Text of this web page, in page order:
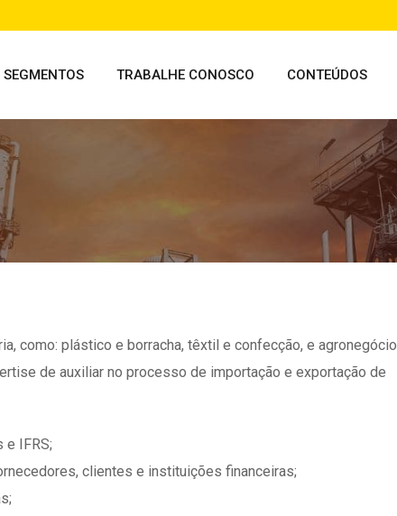
SEGMENTOS TRABALHE CONOSCO CONTEÚDOS
como: plástico e borracha, têxtil e confecção, e agronegócio
de auxiliar no processo de importação e exportação de
e IFRS;
clientes e instituições financeiras;